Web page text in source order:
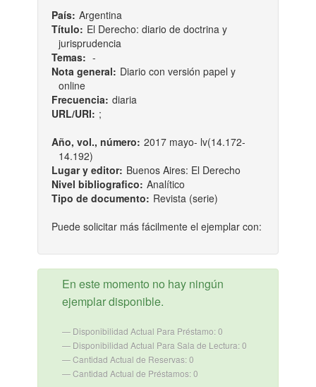
País: Argentina
Título: El Derecho: diario de doctrina y
jurisprudencia
Temas: -
Nota general: Diario con versión papel y
online
Frecuencia: diaria
URL/URI: ;
Año, vol., número: 2017 mayo- lv(14.172-
14.192)
Lugar y editor: Buenos Aires: El Derecho
Nivel bibliografico: Analítico
Tipo de documento: Revista (serie)
Puede solicitar más fácilmente el ejemplar con:
En este momento no hay ningún
ejemplar disponible.
Disponibilidad Actual Para Préstamo: 0
Disponibilidad Actual Para Sala de Lectura: 0
Cantidad Actual de Reservas: 0
Cantidad Actual de Préstamos: 0